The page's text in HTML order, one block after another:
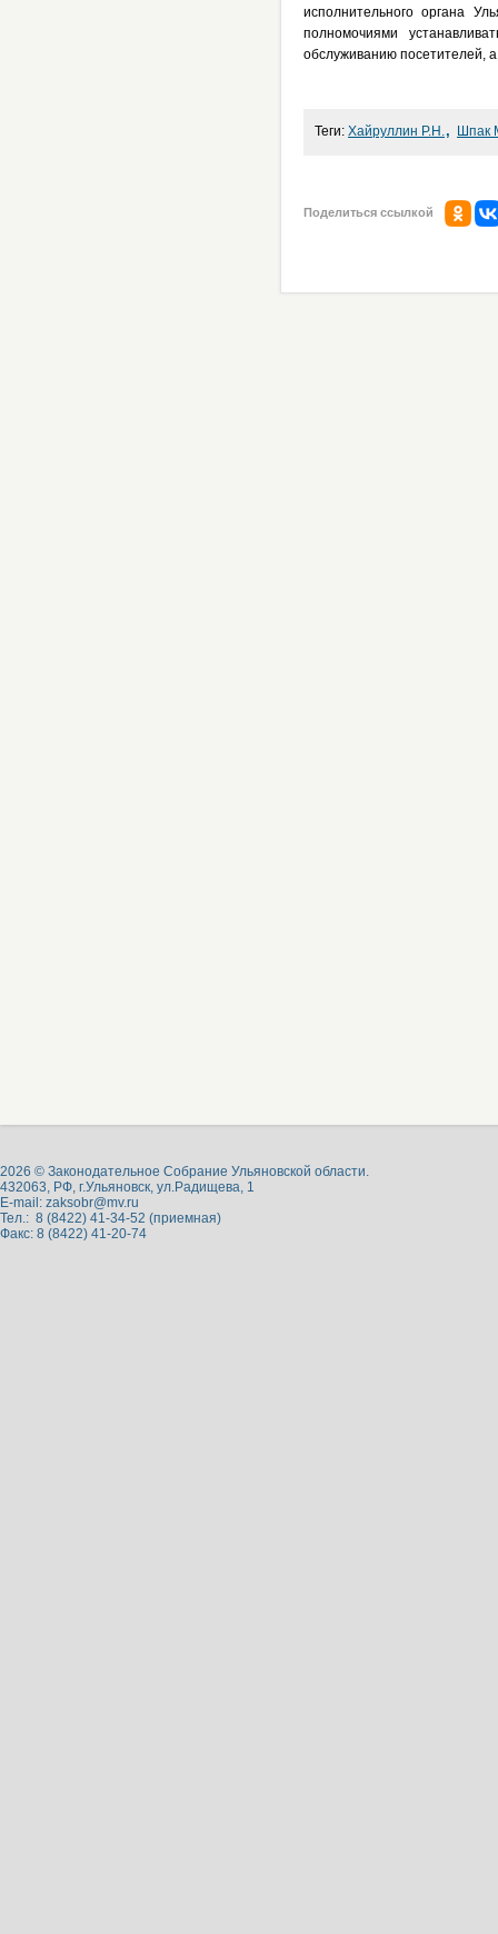
исполнительного органа
полномочиями
обслуживанию посетителей,
Теги: Хайруллин Р.Н., Шпак
Поделиться ссылкой
2026 © Законодательное Собрание Ульяновской области.
432063, РФ, г.Ульяновск, ул.Радищева, 1
E-mail: zaksobr@mv.ru
Тел.: 8 (8422) 41-34-52 (приемная)
Факс: 8 (8422) 41-20-74